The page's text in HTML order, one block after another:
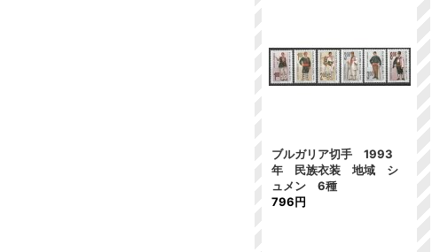
ブルガリア切手 1993
年 民族衣装 地域 シ
ュメン 6種
796円